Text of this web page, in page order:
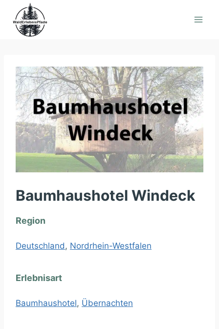
Inhalt
springen
Baumhaushotel Windeck
Region
Deutschland , Nordrhein-Westfalen
Erlebnisart
Baumhaushotel, Übernachten